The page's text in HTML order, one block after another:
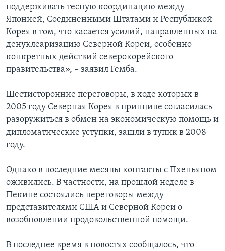
поддерживать тесную координацию между
Японией, Соединенными Штатами и Республикой
Корея в том, что касается усилий, направленных на
денуклеаризацию Северной Кореи, особенно
конкретных действий северокорейского
правительства», – заявил Гемба.
Шестисторонние переговоры, в ходе которых в
2005 году Северная Корея в принципе согласилась
разоружиться в обмен на экономическую помощь и
дипломатические уступки, зашли в тупик в 2008
году.
Однако в последние месяцы контакты с Пхеньяном
оживились. В частности, на прошлой неделе в
Пекине состоялись переговоры между
представителями США и Северной Кореи о
возобновлении продовольственной помощи.
В последнее время в новостях сообщалось, что